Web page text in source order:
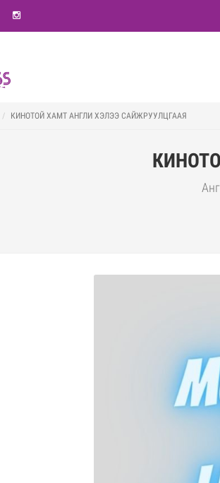
КИНОТОЙ ХАМТ АНГЛИ ХЭЛЭЭ САЙЖРУУЛЦГААЯ